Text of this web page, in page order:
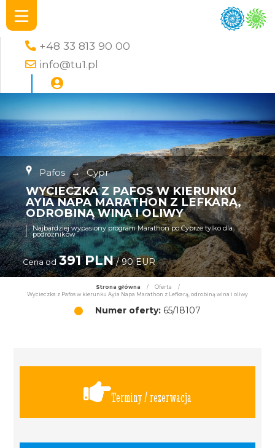
+48 33 813 90 00
info@tu1.pl
Pafos → Cypr
WYCIECZKA Z PAFOS W KIERUNKU
AYIA NAPA MARATHON Z LEFKARĄ,
ODROBINĄ WINA I OLIWY
Najbardziej wypasiony program Marathon po Cyprze tylko dla
podróżników
Cena od 391 PLN/ 90 EUR
Strona główna / Oferta
/
Wycieczka z Pafos w kierunku Ayia Napa Marathon z Lefkarą, odrobiną wina i oliwy
Numer oferty: 65/18107
Terminy / rezerwacja